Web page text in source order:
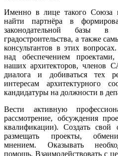
Именно в лице такого Союза
найти партнёра в
законодательной базы
градостроительства, а также
консультантов в этих
над обеспечением
наших архитекторов, членов
диалога и добиваться тех
интересам архитектурного
кандидатуры на должности в
Вести активную
рассмотрение, обсуждения
квалификации). Создать свой
размещать проекты,
мнением. Оказывать
помощь. Взаимодействовать с